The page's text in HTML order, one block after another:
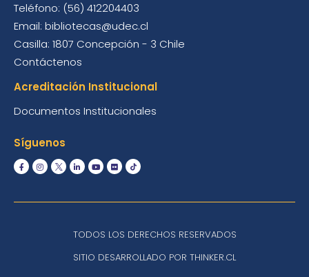
Teléfono: (56) 412204403
Email: bibliotecas@udec.cl
Casilla: 1807 Concepción - 3 Chile
Contáctenos
Acreditación Institucional
Documentos Institucionales
Síguenos
TODOS LOS DERECHOS RESERVADOS
SITIO DESARROLLADO POR THINKER.CL